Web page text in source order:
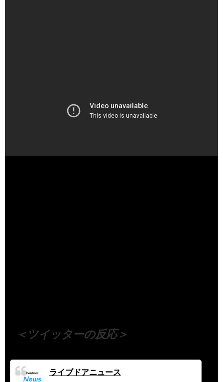
＜ツイッターの反応＞
ライブドアニュース